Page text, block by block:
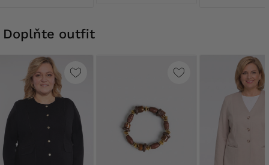
Doplňte outfit